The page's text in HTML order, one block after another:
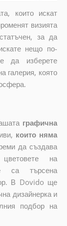
които искат
визията
за да
нещо по-
да изберете
галерия, която
графична
които няма
да създава
на
са търсена
В Dovido ще
дизайнерка и
подбор на